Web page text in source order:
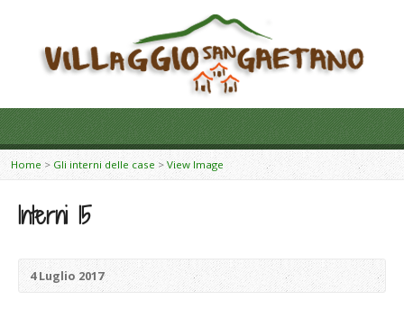
Home > Gli interni delle case >View Image
Interni 15
4 Luglio 2017